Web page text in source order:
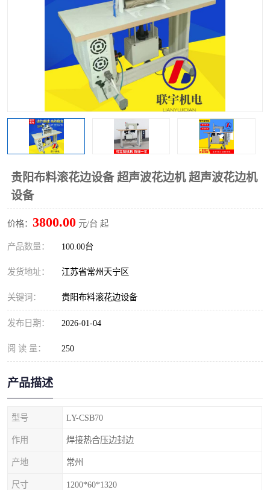
贵阳布料滚花边设备 超声波花边机 超声波花边机
设备
价格： 3800.00 元/台 起
产品数量： 100.00台
发货地址： 江苏省常州天宁区
关键词： 贵阳布料滚花边设备
发布日期： 2026-01-04
阅 读 量： 250
产品描述
型号 LY-CSB70
作用 焊接热合压边封边
产地 常州
尺寸 1200*60*1320
其他超声波系列